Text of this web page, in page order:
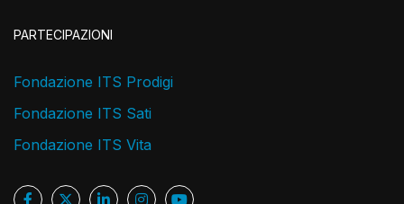
PARTECIPAZIONI
Fondazione ITS Prodigi
Fondazione ITS Sati
Fondazione ITS Vita